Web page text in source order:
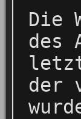
Die
des
der